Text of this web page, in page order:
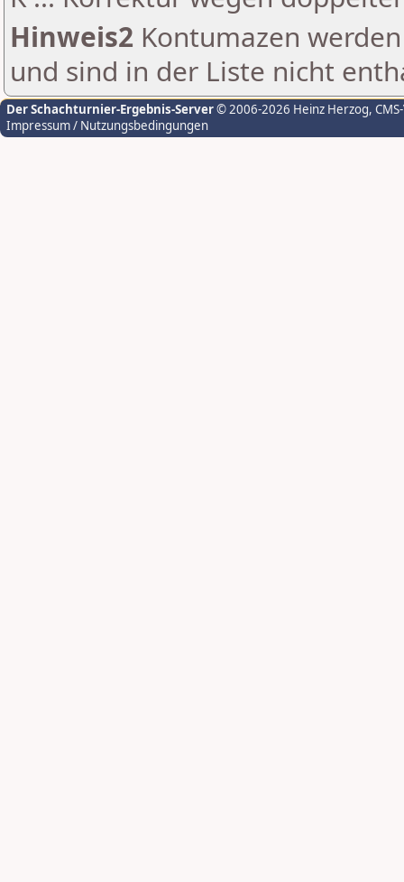
Hinweis2 Kontumazen
und sind in der Liste nicht
Der Schachturnier-Ergebnis-Server© 2006-2026 Heinz Herzog,
Impressum / Nutzungsbedingungen